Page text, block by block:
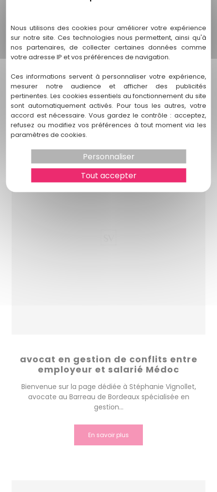
pour prendre rendez-vous.
Nos autres prestations autour
de avocat en gestion de conflits
entre employeur et salarié
lacanau
avocat en gestion de conflits entre
employeur et salarié Médoc
Bienvenue sur la page dédiée à Stéphanie Vignollet,
avocate au Barreau de Bordeaux spécialisée en
gestion...
En savoir plus
Nous utilisons des cookies pour améliorer votre expérience
sur notre site. Ces technologies nous permettent, ainsi qu'à
nos partenaires, de collecter certaines données comme
votre adresse IP et vos préférences de navigation.
Ces informations servent à personnaliser votre expérience,
mesurer notre audience et afficher des publicités
pertinentes. Les cookies essentiels au fonctionnement du site
sont automatiquement activés. Pour tous les autres, votre
accord est nécessaire. Vous gardez le contrôle : acceptez,
refusez ou modifiez vos préférences à tout moment via les
paramètres de cookies.
Tout accepter
Personnaliser